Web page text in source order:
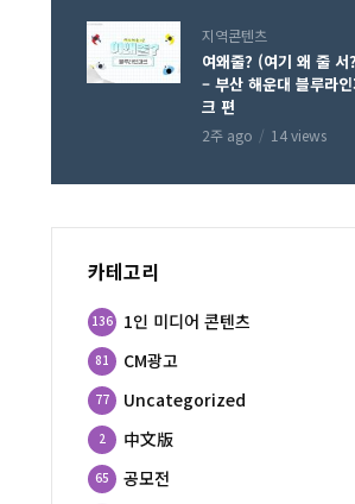
지역콘텐츠
여왜줄? (여기 왜 줄 서
– 부산 해운대 블루라
크 편
2주 ago 14 views
카테고리
1인 미디어 콘텐츠
136
CM광고
81
Uncategorized
77
中文版
2
공모전
65